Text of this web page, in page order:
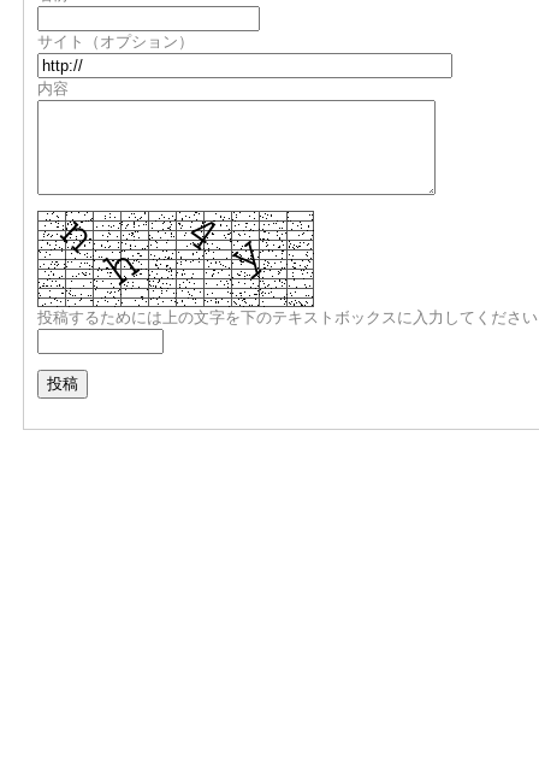
サイト（オプション）
内容
投稿するためには上の文字を下のテキストボックスに入力してくださ